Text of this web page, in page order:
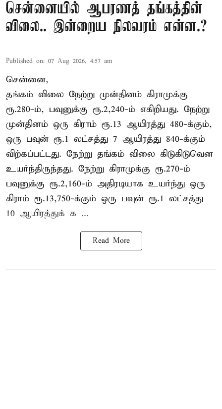
சென்னையில் ஆபரணத் தங்கத்தின்
விலை.. இன்றைய நிலவரம் என்ன.?
Published on: 07 Aug 2026, 4:57 am
சென்னை,
தங்கம் விலை நேற்று முன்தினம் கிராமுக்கு
ரூ.280-ம், பவுனுக்கு ரூ.2,240-ம் எகிறியது. நேற்று
முன்தினம் ஒரு கிராம் ரூ.13 ஆயிரத்து 480-க்கும்,
ஒரு பவுன் ரூ.1 லட்சத்து 7 ஆயிரத்து 840-க்கும்
விற்கப்பட்டது. நேற்று தங்கம் விலை கிடுகிடுவென
உயர்ந்திருந்தது. நேற்று கிராமுக்கு ரூ.270-ம்
பவுனுக்கு ரூ.2,160-ம் அதிரடியாக உயர்ந்து ஒரு
கிராம் ரூ.13,750-க்கும் ஒரு பவுன் ரூ.1 லட்சத்து
10 ஆயிரத்துக் க ...
Read More